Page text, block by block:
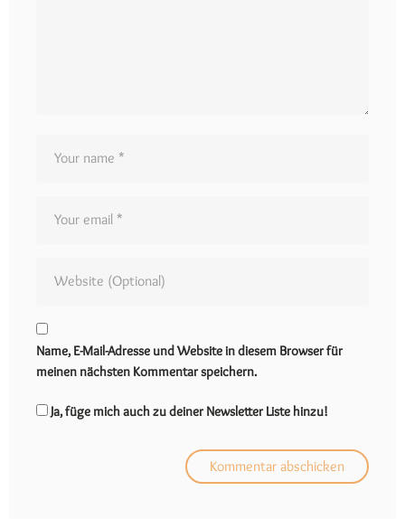
Name, E-Mail-Adresse und Website in diesem Browser für
meinen nächsten Kommentar speichern.
Ja, füge mich auch zu deiner Newsletter Liste hinzu!